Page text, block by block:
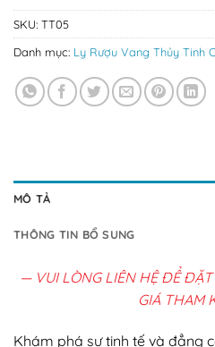
SKU: TT05
Danh mục: Ly Rượu Vang Thủy Tinh
MÔ TẢ
THÔNG TIN BỔ SUNG
— VUI LÒNG LIÊN HỆ ĐỂ ĐẶT
GIÁ THAM
Khám phá sự tinh tế và đẳng